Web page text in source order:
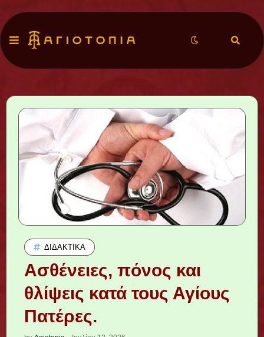
ΔΙΔΑΚΤΙΚΆ
Aσθένειες, πόνος και
θλίψεις κατά τους Αγίους
Πατέρες.